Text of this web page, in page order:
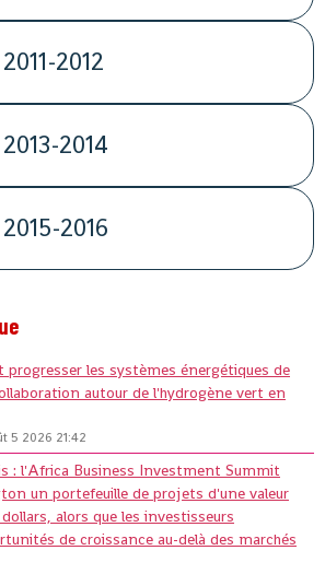
2012
2014
2016
les systèmes énergétiques de
autour de l'hydrogène vert en
5 2026 21:42
: l'Africa Business Investment Summit
un portefeuille de projets d'une valeur
alors que les investisseurs
de croissance au-delà des marchés